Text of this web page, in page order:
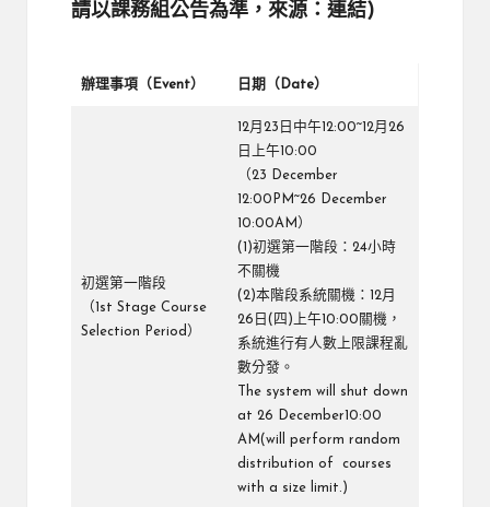
請以課務組公告為準，來源： 連結)
辦理事項（Event） 日期（Date）
初選第一階段
（1st Stage Course
Selection Period）
12月23日中午12:00~12月26
日上午10:00
（23 December
12:00PM~26 December
10:00AM）
(1)初選第一階段：24小時
不關機
(2)本階段系統關機：12月
26日(四)上午10:00關機，
系統進行有人數上限課程亂
數分發。
The system will shut down
at 26 December10:00
AM(will perform random
distribution of courses
with a size limit.)